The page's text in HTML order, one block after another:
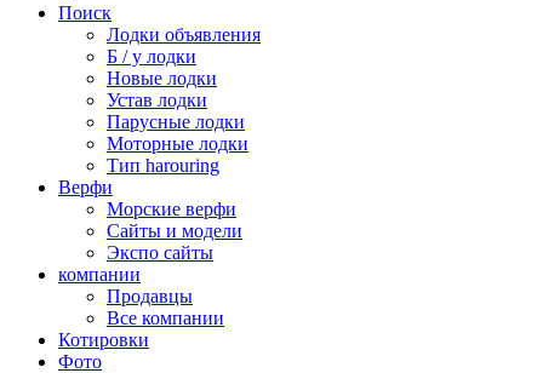
Поиск
Лодки объявления
Б / у лодки
Новые лодки
Устав лодки
Парусные лодки
Моторные лодки
Тип harouring
Верфи
Морские верфи
Сайты и модели
Экспо сайты
компании
Продавцы
Все компании
Котировки
Фото